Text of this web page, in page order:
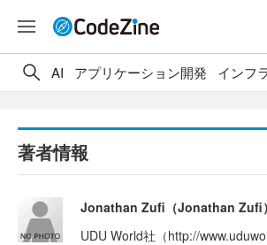
AI アプリケーション開発 インフ
著者情報
Jonathan Zufi（Jonathan Zufi）
UDU World社（http://